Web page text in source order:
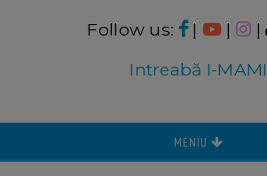
Follow us: | | |
Intreabă I-MAMI
MENIU